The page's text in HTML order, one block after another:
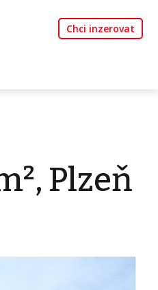
Chci inzerovat
Plzeň